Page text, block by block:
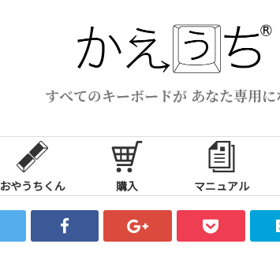
すべてのキーボードが あなた専用に
おやうちくん 購入 マニュアル